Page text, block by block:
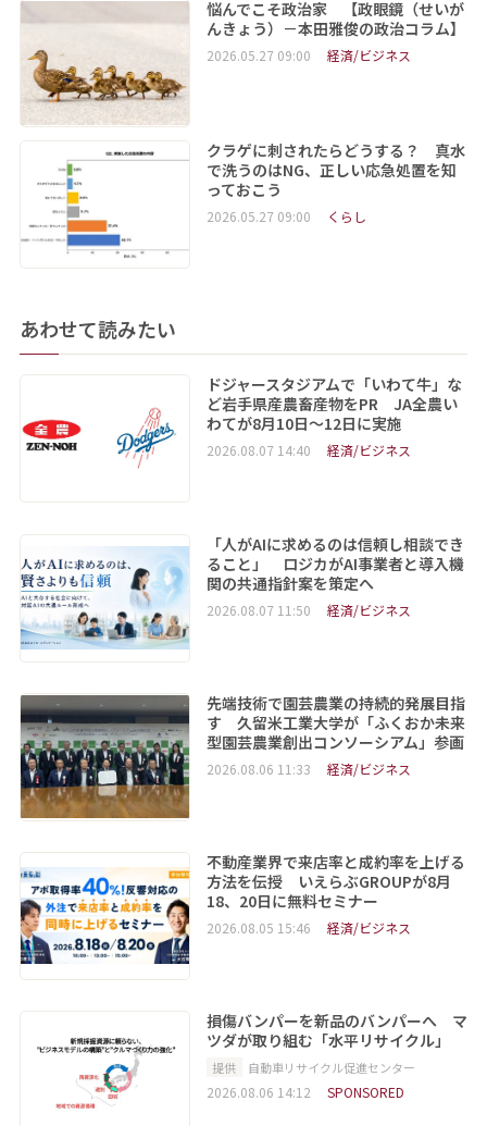
悩んでこそ政治家 【政眼鏡（せいが
んきょう）－本田雅俊の政治コラム】
2026.05.27 09:00 経済/ビジネス
クラゲに刺されたらどうする？ 真水
で洗うのはNG、正しい応急処置を知
っておこう
2026.05.27 09:00 くらし
あわせて読みたい
ドジャースタジアムで「いわて牛」な
ど岩手県産農畜産物をPR JA全農い
わてが8月10日～12日に実施
2026.08.07 14:40 経済/ビジネス
「人がAIに求めるのは信頼し相談でき
ること」 ロジカがAI事業者と導入機
関の共通指針案を策定へ
2026.08.07 11:50 経済/ビジネス
先端技術で園芸農業の持続的発展目指
す 久留米工業大学が「ふくおか未来
型園芸農業創出コンソーシアム」参画
2026.08.06 11:33 経済/ビジネス
不動産業界で来店率と成約率を上げる
方法を伝授 いえらぶGROUPが8月
18、20日に無料セミナー
2026.08.05 15:46 経済/ビジネス
損傷バンパーを新品のバンパーへ マ
ツダが取り組む「水平リサイクル」
提供 自動車リサイクル促進センター
2026.08.06 14:12 SPONSORED